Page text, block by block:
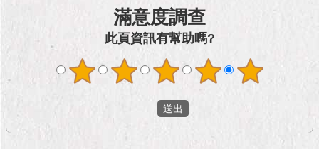
系
滿意度調查
此頁資訊有幫助嗎?